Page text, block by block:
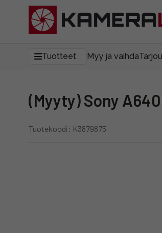
Tuotteet Myy ja vaihda
(Myyty) Sony
Tuotekoodi: K3879875